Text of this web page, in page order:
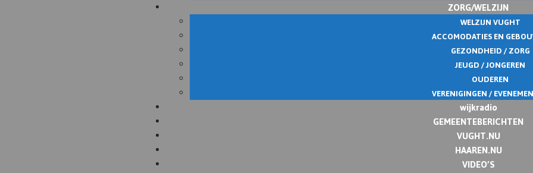
ZORG/WELZIJN
WELZIJN VUGHT
ACCOMODATIES EN
GEZONDHEID / ZORG
JEUGD / JONGEREN
OUDEREN
VERENIGINGEN /
wijkradio
GEMEENTEBERICHTEN
VUGHT.NU
HAAREN.NU
VIDEO’S